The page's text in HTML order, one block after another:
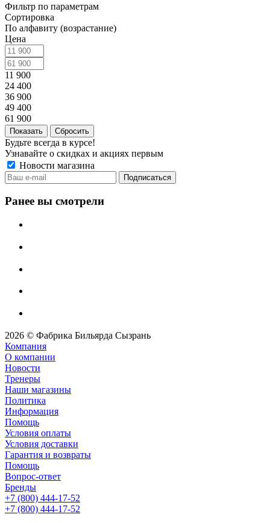
Фильтр по параметрам
Сортировка
По алфавиту (возрастание)
Цена
11 900
24 400
36 900
49 400
61 900
Сбросить
Будьте всегда в курсе!
Узнавайте о скидках и акциях первым
Новости магазина
Ранее вы смотрели
2026 © Фабрика Бильярда Сызрань
Компания
О компании
Новости
Тренеры
Наши магазины
Политика
Информация
Помощь
Условия оплаты
Условия доставки
Гарантия и возвраты
Помощь
Вопрос-ответ
Бренды
+7 (800) 444-17-52
+7 (800) 444-17-52